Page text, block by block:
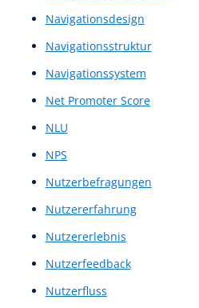
Low-Fi-Wireframes
Low-Fidelity-Prototyp
Low-Fidelity-Prototype
Low-Fidelity-Skizze
Low-Fidelity-Wireframe
Low-Fidelity-Wireframes
Machbarkeitsstudie
Marktanalyse